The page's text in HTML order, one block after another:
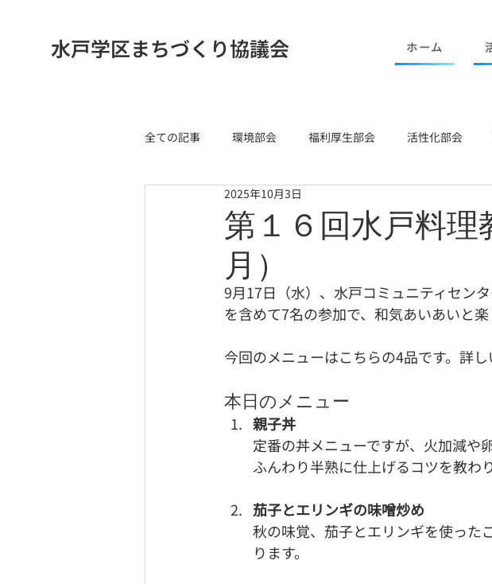
水戸学区まちづくり協議会 ホーム
全ての記事 環境部会 福利厚生部会 活性化部会
第１６回水戸料理
月）
2025年10月3日
9月17日（水）、水戸コミュニティセン
を含めて7名の参加で、和気あいあいと
今回のメニューはこちらの4品です。 詳し
本日のメニュー
親子丼
定番の丼メニューですが、火加減や
ふんわり半熟に仕上げるコツを教わ
茄子とエリンギの味噌炒め
秋の味覚、茄子とエリンギを使った
ります。